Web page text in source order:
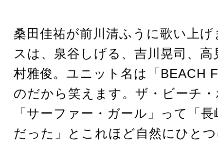
桑田佳祐が前川清ふうに歌い上
スは、泉谷しげる、吉川晃司、高
村雅俊。ユニット名は「BEACH
のだから笑えます。ザ・ビーチ
「サーファー・ガール」って「
だった」とこれほど自然にひと